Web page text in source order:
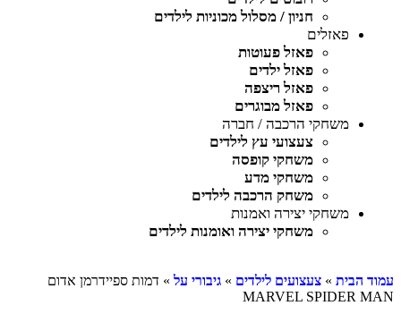
חניון / מסלול מכוניות לילדים
פאזלים
פאזל פעוטות
פאזל ילדים
פאזל ריצפה
פאזל מבוגרים
משחקי הרכבה / חברה
צעצועי עץ לילדים
משחקי קופסה
משחקי מדע
משחק הרכבה לילדים
משחקי יצירה ואמנות
משחקי יצירה ואומנות לילדים
עמוד הבית » צעצועים לילדים » גיבורי על » דמות ספיידרמן אדום
MARVEL SPIDER MAN